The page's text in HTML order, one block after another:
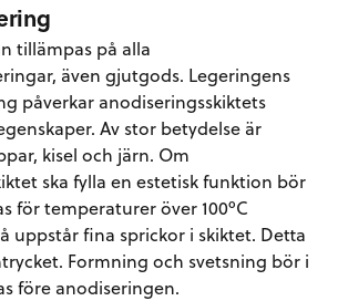
tillämpas på alla
även gjutgods. Legeringens
påverkar anodiseringsskiktets
Av stor betydelse är
kisel och järn. Om
ska fylla en estetisk funktion bör
för temperaturer över 100ºC
uppstår fina sprickor i skiktet. Detta
Formning och svetsning bör i
före anodiseringen.